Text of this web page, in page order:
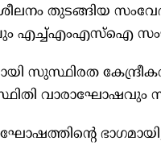
തുടങ്ങിയ
എച്ച്എംഎസ്ഐ
സുസ്ഥിരത
വാരാഘോഷവും
ഭാഗമായി,